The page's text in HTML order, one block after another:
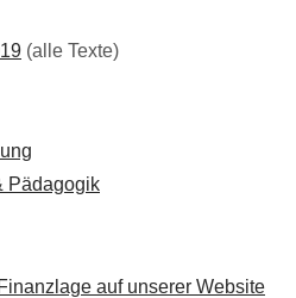
(alle Texte)
Pädagogik
auf unserer Website